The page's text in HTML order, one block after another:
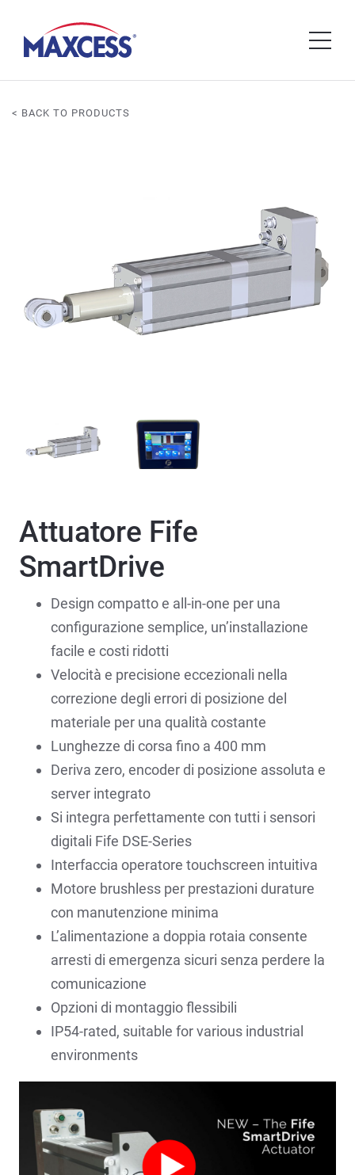
< BACK TO PRODUCTS
Attuatore Fife
SmartDrive
Design compatto e all-in-one per una
configurazione semplice, un’installazione
facile e costi ridotti
Velocità e precisione eccezionali nella
correzione degli errori di posizione del
materiale per una qualità costante
Lunghezze di corsa fino a 400 mm
Deriva zero, encoder di posizione assoluta e
server integrato
Si integra perfettamente con tutti i sensori
digitali Fife DSE-Series
Interfaccia operatore touchscreen intuitiva
Motore brushless per prestazioni durature
con manutenzione minima
L’alimentazione a doppia rotaia consente
arresti di emergenza sicuri senza perdere la
comunicazione
Opzioni di montaggio flessibili
IP54-rated, suitable for various industrial
environments